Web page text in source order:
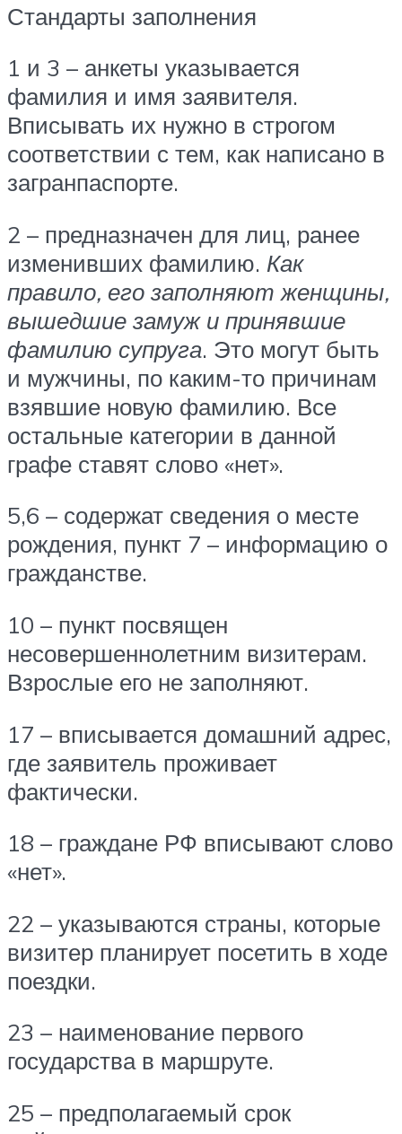
Стандарты заполнения
1 и 3 – анкеты указывается
фамилия и имя заявителя.
Вписывать их нужно в строгом
соответствии с тем, как написано в
загранпаспорте.
2 – предназначен для лиц, ранее
изменивших фамилию. Как
правило, его заполняют женщины,
вышедшие замуж и принявшие
фамилию супруга. Это могут быть
и мужчины, по каким-то причинам
взявшие новую фамилию. Все
остальные категории в данной
графе ставят слово «нет».
5,6 – содержат сведения о месте
рождения, пункт 7 – информацию о
гражданстве.
10 – пункт посвящен
несовершеннолетним визитерам.
Взрослые его не заполняют.
17 – вписывается домашний адрес,
где заявитель проживает
фактически.
18 – граждане РФ вписывают слово
«нет».
22 – указываются страны, которые
визитер планирует посетить в ходе
поездки.
23 – наименование первого
государства в маршруте.
25 – предполагаемый срок